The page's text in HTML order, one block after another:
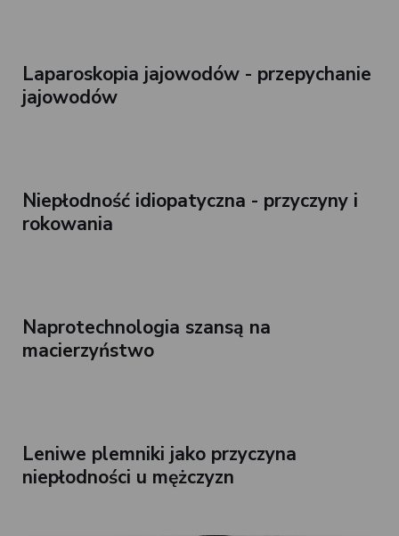
Laparoskopia jajowodów - przepychanie
jajowodów
Niepłodność idiopatyczna - przyczyny i
rokowania
Naprotechnologia szansą na
macierzyństwo
Leniwe plemniki jako przyczyna
niepłodności u mężczyzn